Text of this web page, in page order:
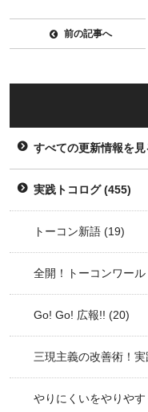
前の記事へ
すべての更新情報を見
実践トコログ(455)
トーコン新語 (19)
全開！トーコンワール
Go! Go! 広報!! (20)
三現主義の改善術！
やりにくいをやりや